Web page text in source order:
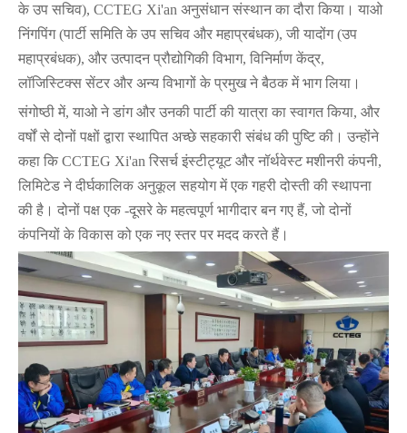
के उप सचिव), CCTEG Xi'an अनुसंधान संस्थान का दौरा किया। याओ
निंगपिंग (पार्टी समिति के उप सचिव और महाप्रबंधक), जी यादोंग (उप
महाप्रबंधक), और उत्पादन प्रौद्योगिकी विभाग, विनिर्माण केंद्र,
लॉजिस्टिक्स सेंटर और अन्य विभागों के प्रमुख ने बैठक में भाग लिया।
संगोष्ठी में, याओ ने डांग और उनकी पार्टी की यात्रा का स्वागत किया, और
वर्षों से दोनों पक्षों द्वारा स्थापित अच्छे सहकारी संबंध की पुष्टि की। उन्होंने
कहा कि CCTEG Xi'an रिसर्च इंस्टीट्यूट और नॉर्थवेस्ट मशीनरी कंपनी,
लिमिटेड ने दीर्घकालिक अनुकूल सहयोग में एक गहरी दोस्ती की स्थापना
की है। दोनों पक्ष एक -दूसरे के महत्वपूर्ण भागीदार बन गए हैं, जो दोनों
कंपनियों के विकास को एक नए स्तर पर मदद करते हैं।